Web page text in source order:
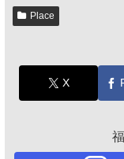
Place
X